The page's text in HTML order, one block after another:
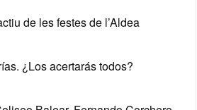
de les festes de l’Aldea
¿Los acertarás todos?